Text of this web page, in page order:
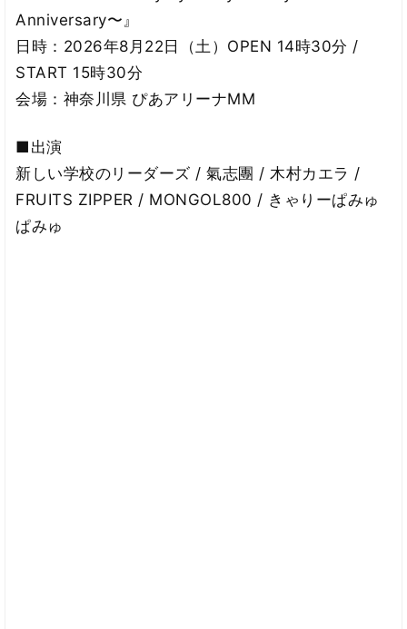
Anniversary〜』
日時：2026年8月22日（土）OPEN 14時30分 /
START 15時30分
会場：神奈川県 ぴあアリーナMM
■出演
新しい学校のリーダーズ / 氣志團 / 木村カエラ /
FRUITS ZIPPER / MONGOL800 / きゃりーぱみゅ
ぱみゅ